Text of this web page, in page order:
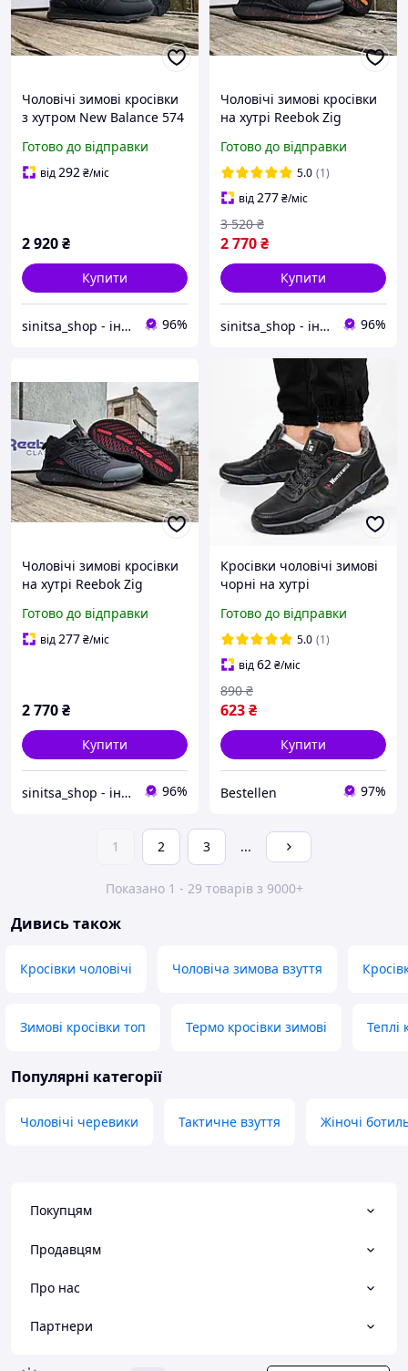
Чоловічі зимові кросівки
з хутром New Balance 574
водонепроникні
Готово до відправки
від292₴/міс
2 920₴
Купити
sinitsa_shop - інтернет-магазин взуття 96%
Чоловічі зимові кросівки
на хутрі Reebok Zig
Orange водонепроникні
Готово до відправки
5.0 (1)
від277₴/міс
2 770₴
3 520 ₴
Купити
sinitsa_shop - інтернет-магазин взуття 96%
Чоловічі зимові кросівки
на хутрі Reebok Zig
водонепроникні
Готово до відправки
від277₴/міс
2 770₴
Купити
sinitsa_shop - інтернет-магазин взуття 96%
Кросівки чоловічі зимові
чорні на хутрі
Готово до відправки
5.0 (1)
від62₴/міс
623₴
890 ₴
Купити
Bestellen 97%
1 2 3 ...
Показано 1 - 29 товарів з 9000+
Дивись також
Кросівки чоловічі Чоловіча зимова взуття
Зимові кросівки топ Термо кросівки зимові Теплі
Популярні категорії
Чоловічі черевики Тактичне взуття Жіночі
Покупцям
Продавцям
Про нас
Партнери